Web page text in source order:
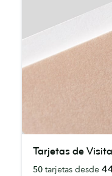
Visita
Tarjetas de
50 tarjetas desde